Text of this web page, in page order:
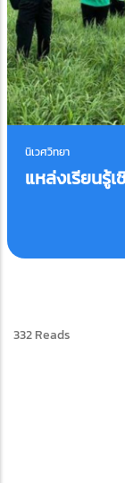
นิเวศวิทยา
แหล่งเรียนรู้
พญาลอ ที่ส
332 Reads